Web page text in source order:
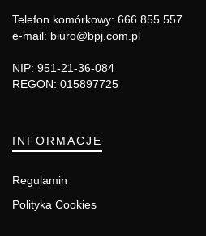
Telefon komórkowy: 666 855 557
e-mail: biuro@bpj.com.pl
NIP: 951-21-36-084
REGON: 015897725
INFORMACJE
Regulamin
Polityka Cookies